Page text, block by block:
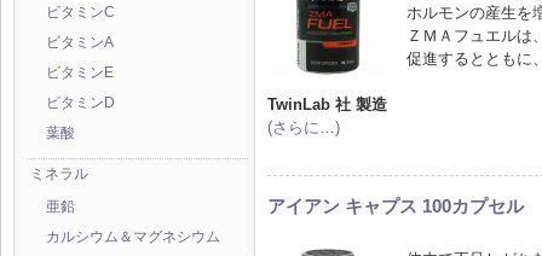
ビタミンC
ビタミンA
ビタミンE
ビタミンD
葉酸
ミネラル
亜鉛
カルシウム＆マグネシウム
ホルモンの産生を
ＺＭＡフュエルは
促進するとともに
TwinLab 社 製造
(さらに…)
アイアン キャプス 100カプセル